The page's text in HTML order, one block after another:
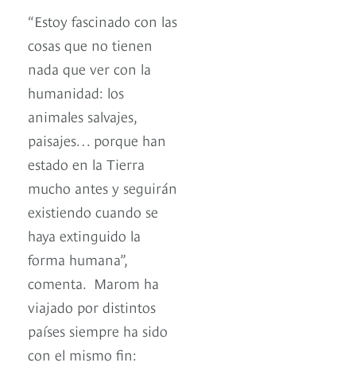
“Estoy fascinado con las
cosas que no tienen
nada que ver con la
humanidad: los
animales salvajes,
paisajes… porque han
estado en la Tierra
mucho antes y seguirán
existiendo cuando se
haya extinguido la
forma humana”,
comenta. Marom ha
viajado por distintos
países siempre ha sido
con el mismo fin: